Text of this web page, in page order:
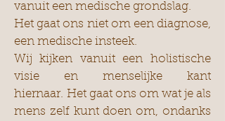
vanuit een medische grondslag.
Het gaat ons niet om een diagnose,
een medische insteek.
Wij kijken vanuit een holistische
visie en menselijke kant
hiernaar. Het gaat ons om wat je als
mens zelf kunt doen om, ondanks